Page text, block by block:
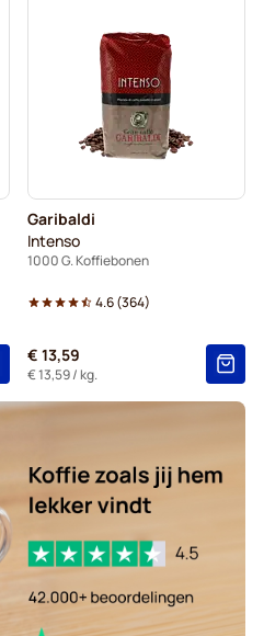
Garibaldi - Koffiebonen
koffiebonen
Garibaldi
Intenso
1000 G. Koffiebonen
4.6(364)
€ 13,59
€ 13,59/ kg.